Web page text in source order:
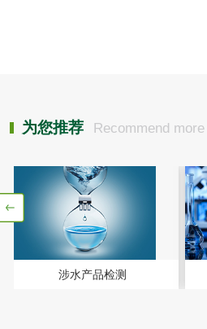
为您推荐 Recommend
涉水产品检测
乳酸钠检测